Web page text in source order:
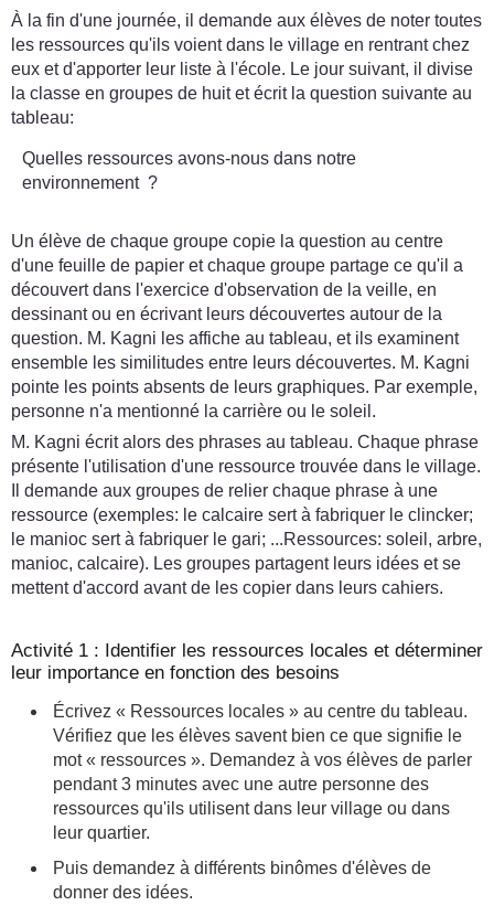
À la fin d'une journée, il demande aux élèves de noter toutes
les ressources qu'ils voient dans le village en rentrant chez
eux et d'apporter leur liste à l'école. Le jour suivant, il divise
la classe en groupes de huit et écrit la question suivante au
tableau:
Quelles ressources avons-nous dans notre
environnement ?
Un élève de chaque groupe copie la question au centre
d'une feuille de papier et chaque groupe partage ce qu'il a
découvert dans l'exercice d'observation de la veille, en
dessinant ou en écrivant leurs découvertes autour de la
question. M. Kagni les affiche au tableau, et ils examinent
ensemble les similitudes entre leurs découvertes. M. Kagni
pointe les points absents de leurs graphiques. Par exemple,
personne n'a mentionné la carrière ou le soleil.
M. Kagni écrit alors des phrases au tableau. Chaque phrase
présente l'utilisation d'une ressource trouvée dans le village.
Il demande aux groupes de relier chaque phrase à une
ressource (exemples: le calcaire sert à fabriquer le clincker;
le manioc sert à fabriquer le gari; ...Ressources: soleil, arbre,
manioc, calcaire). Les groupes partagent leurs idées et se
mettent d'accord avant de les copier dans leurs cahiers.
Activité 1 : Identifier les ressources locales et déterminer
leur importance en fonction des besoins
Écrivez « Ressources locales » au centre du tableau.
Vérifiez que les élèves savent bien ce que signifie le
mot « ressources ». Demandez à vos élèves de parler
pendant 3 minutes avec une autre personne des
ressources qu'ils utilisent dans leur village ou dans
leur quartier.
Puis demandez à différents binômes d'élèves de
donner des idées.